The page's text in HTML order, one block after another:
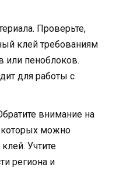
Проверьте,
клей требованиям
или пеноблоков.
для работы с
внимание на
которых можно
Учтите
региона и